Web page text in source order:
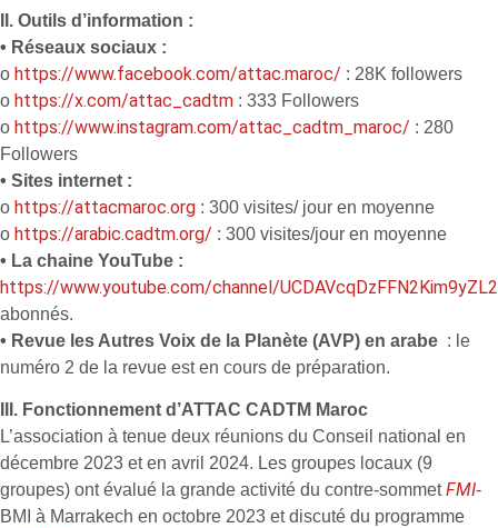
II. Outils d’information :
• Réseaux sociaux :
o https://www.facebook.com/attac.maroc/ : 28K followers
o https://x.com/attac_cadtm : 333 Followers
o https://www.instagram.com/attac_cadtm_maroc/ : 280
Followers
• Sites internet :
o https://attacmaroc.org : 300 visites/ jour en moyenne
o https://arabic.cadtm.org/ : 300 visites/jour en moyenne
• La chaine YouTube :
https://www.youtube.com/channel/
abonnés.
• Revue les Autres Voix de la Planète (AVP) en arabe : le
numéro 2 de la revue est en cours de préparation.
III. Fonctionnement d’ATTAC CADTM Maroc
L’association à tenue deux réunions du Conseil national en
décembre 2023 et en avril 2024. Les groupes locaux (9
groupes) ont évalué la grande activité du contre-sommetFMI-
BMI à Marrakech en octobre 2023 et discuté du programme